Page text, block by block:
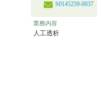
S0145259-0037
業務内容
人工透析